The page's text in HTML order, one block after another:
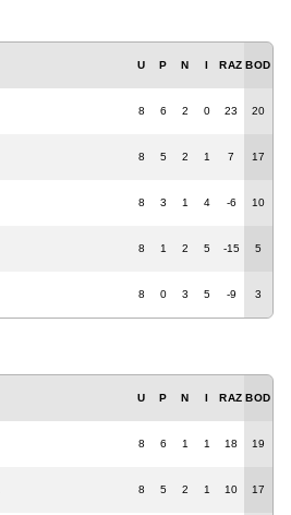
U P N I RAZ BOD
8 6 2 0 23 20
8 5 2 1 7 17
8 3 1 4 -6 10
8 1 2 5 -15 5
8 0 3 5 -9 3
U P N I RAZ BOD
8 6 1 1 18 19
8 5 2 1 10 17